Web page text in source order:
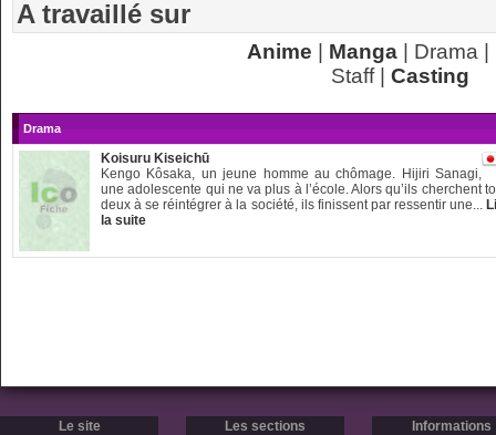
A travaillé sur
Anime Manga| Drama |
Staff | Casting
Drama
Koisuru Kiseichū
Kengo Kôsaka, un jeune homme au chômage. Hijiri Sanagi,
une adolescente qui ne va plus à l’école. Alors qu’ils cherchent
deux à se réintégrer à la société, ils finissent par ressentir une...
la suite
Le site
Les sections
Informations